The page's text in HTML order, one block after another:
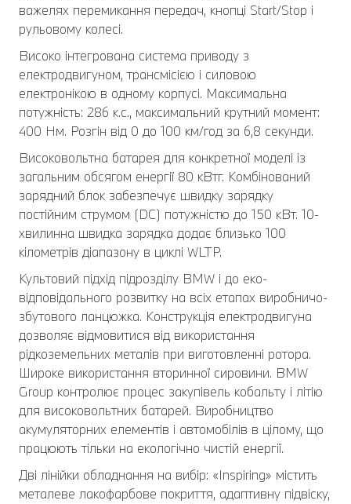
важелях перемикання передач, кнопці Start/Stop і
рульовому колесі.
Високо інтегрована система приводу з
електродвигуном, трансмісією і силовою
електронікою в одному корпусі. Максимальна
потужність: 286 к.с., максимальний крутний момент:
400 Нм. Розгін від 0 до 100 км/год за 6,8 секунди.
Високовольтна батарея для конкретної моделі із
загальним обсягом енергії 80 кВтг. Комбінований
зарядний блок забезпечує швидку зарядку
постійним струмом (DC) потужністю до 150 кВт. 10-
хвилинна швидка зарядка додає близько 100
кілометрів діапазону в циклі WLTP.
Культовий підхід підрозділу BMW i до еко-
відповідального розвитку на всіх етапах виробничо-
збутового ланцюжка. Конструкція електродвигуна
дозволяє відмовитися від використання
рідкоземельних металів при виготовленні ротора.
Широке використання вторинної сировини. BMW
Group контролює процес закупівель кобальту і літію
для високовольтних батарей. Виробництво
акумуляторних елементів і автомобілів в цілому, що
працюють тільки на екологічно чистій енергії.
Дві лінійки обладнання на вибір: «Inspiring» містить
металеве лакофарбове покриття, адаптивну підвіску,